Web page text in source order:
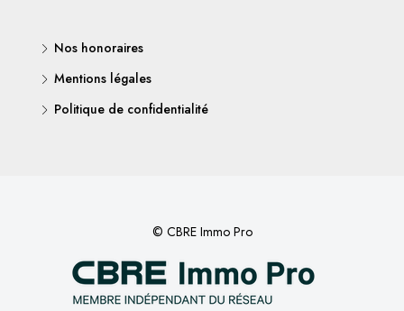
Nos honoraires
Mentions légales
Politique de confidentialité
© CBRE Immo Pro